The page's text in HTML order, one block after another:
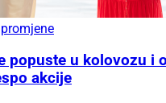
popuste u kolovozu i
akcije